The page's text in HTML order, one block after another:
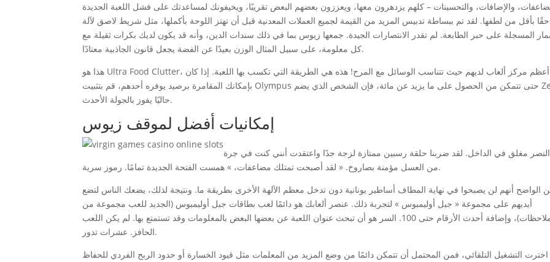
والإضافات، والتحسينات – كلهم ​​​​يزدهرون معها، ويعززون بعضهم البعض تقريبًا، ويخيفونك لمساعدتك على فشل اللعبة الجديدة
حقًا بأقل من لطفها. لقد تم ببساطة تدبيس المزيد من القيمة لجميع العملات المعدنية قبل أن تهتز اللوحة بأكملها، مثل شريط لاصق لآلة
المسجلة على حبر الطابعة. لم تقدر الانتصارات الجيدة. جمعها زيوس بما في ذلك سندات الدين، وأنه قد يكون لديك بكرات ثقيلة مع
كل معلومة، على سبيل المثال الوزن بعيدًا عن الفضة يجعل قانون الجاذبية معتادًا.
هذا هو Ultra Food Clutter، وهو أعظم مركز ألعاب لديهم حيث تتناسب الوسائل مع المرح! هذه هي الطريقة التي تكسب بها اللعبة. إذا كان
بإمكانك المقامرة برصيد يوفره أحدهم، قم بتثبيت Olympus حتى تتمكن من الحصول على ما يزيد عن مائة، فإن الشخص الذي يضم Zeus
حاليًا يفوز بالجولة الأحدث.
إمكانيات أفضل لموقف زيوس
مغلق في الداخل. لقد ضربنا حلقة رسبين ممتازة لزجة جدًا واعتقدت أنني كنت في جرة
من العسل مؤمنة بصاروخ. « لقد أصبحت تمتلك مضاعفات، » همست الفتحة الجديدة تمامًا. رموز سرية.
الواضح أنهم لن يصبحوا في نهاية المطاف أساطير يونانية دون تدخل معظم الآلهة الأخرى بطريقة ما. ونتيجة لذلك، يضعك الناس لتضع
أيديهم على مجموعة « جبل أوليمبوس » لتجربة ذلك. عنصر ألعابك هو دائمًا لعب بطاقات جبل أوليمبوس (الجديد للعب مجموعة من
الملاحظات)، وإضافة أحدث الأرقام حتى 100. السر هو أن تبحث عنوان اللعبة عن بعضها البعض بالمعلومات وقد تستمتع بها. لم يكن اللعب
الحافز. عشرات تدور.
اخترت التشغيل التلقائي، فمن المحتمل أن تتمكن دائمًا من وضع المزيد من المعلمات مثل قيود الخسارة أو حدود الربح الفردي للحفاظ